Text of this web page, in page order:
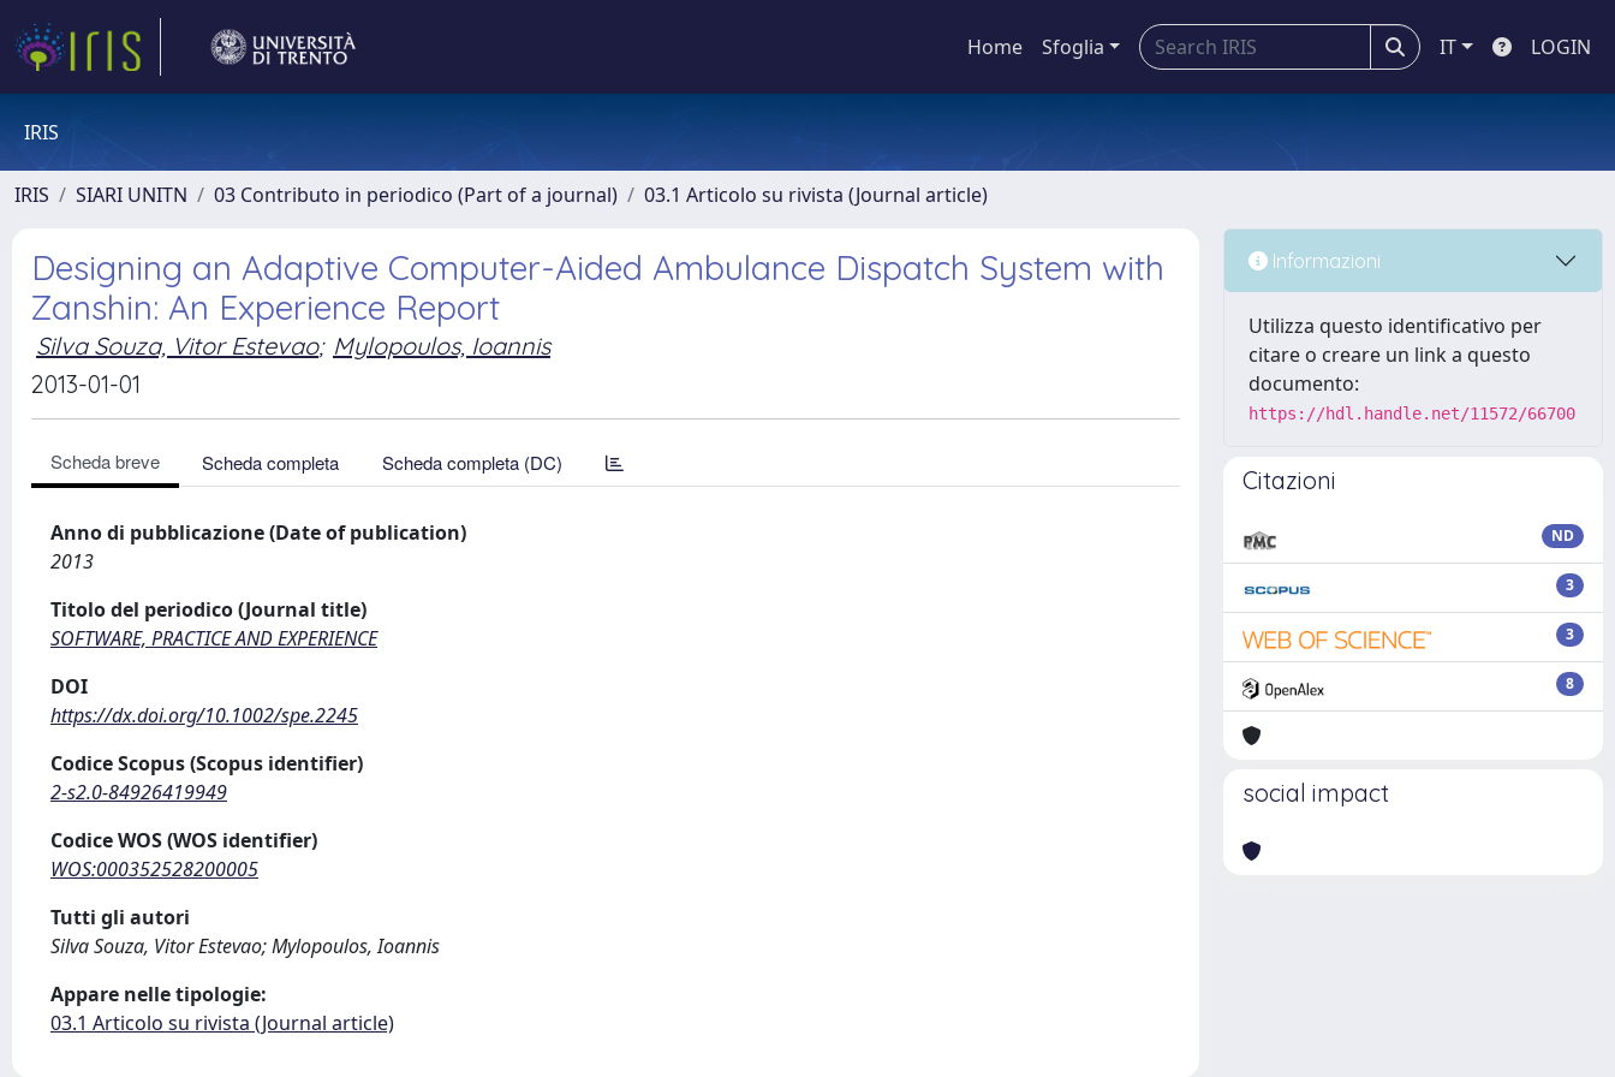
Home Sfoglia IT LOGIN
IRIS
IRIS SIARI UNITN 03 Contributo in periodico (Part of a journal) 03.1 Articolo su rivista (Journal article)
Designing an Adaptive Computer-Aided Ambulance Dispatch System with
Zanshin: An Experience Report
Silva Souza, Vitor Estevao; Mylopoulos, Ioannis
2013-01-01
Scheda breve Scheda completa Scheda completa (DC)
Anno di pubblicazione (Date of publication)
2013
Titolo del periodico (Journal title)
SOFTWARE, PRACTICE AND EXPERIENCE
DOI
https://dx.doi.org/10.1002/spe.2245
Codice Scopus (Scopus identifier)
2-s2.0-84926419949
Codice WOS (WOS identifier)
WOS:000352528200005
Tutti gli autori
Silva Souza, Vitor Estevao; Mylopoulos, Ioannis
Appare nelle tipologie:
03.1 Articolo su rivista (Journal article)
Informazioni
Utilizza questo identificativo per
citare o creare un link a questo
documento:
https://hdl.handle.net/11572/66700
Citazioni
ND
3
3
8
social impact